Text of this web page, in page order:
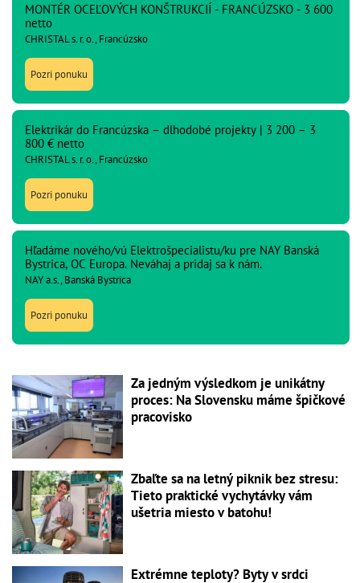
MONTÉR OCEĽOVÝCH KONŠTRUKCIÍ - FRANCÚZSKO - 3 600
netto
CHRISTAL s. r. o., Francúzsko
Pozri ponuku
Elektrikár do Francúzska – dlhodobé projekty | 3 200 – 3
800 € netto
CHRISTAL s. r. o., Francúzsko
Pozri ponuku
Hľadáme nového/vú Elektrošpecialistu/ku pre NAY Banská
Bystrica, OC Europa. Neváhaj a pridaj sa k nám.
NAY a.s., Banská Bystrica
Pozri ponuku
Za jedným výsledkom je unikátny
proces: Na Slovensku máme špičkové
pracovisko
Zbaľte sa na letný piknik bez stresu:
Tieto praktické vychytávky vám
ušetria miesto v batohu!
Extrémne teploty? Byty v srdci